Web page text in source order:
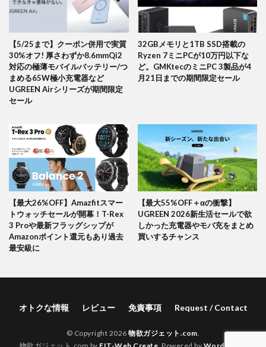
【5/25まで】クーポン併用で実質
30%オフ! 厚さわずか8.6mmQi2
対応の極薄モバイルバッテリー/つ
まめる65W極小充電器など
UGREEN Airシリーズが期間限定
セール
32GBメモリと1TB SSD搭載の
Ryzen 7ミニPCが10万円以下な
ど。GMKtecのミニPC 3製品が4
月21日までの期間限定セール
【最大26%OFF】Amazfitスマー
トウォッチセールが開幕！T-Rex
3 Proや最新フラッグシップが
Amazonポイント還元もあり過去
最安級に
【最大55%OFF＋αの衝撃】
UGREEN 2026新生活セールで欲
しかった充電器やモバ充をまとめ
買いするチャンス
オトクな情報 レビュー 免責事項 Request / Contact
© Copyright 2026物欲ガジェット.com.